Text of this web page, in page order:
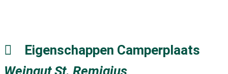
Eigenschappen Camperplaats
Weingut St. Remigius